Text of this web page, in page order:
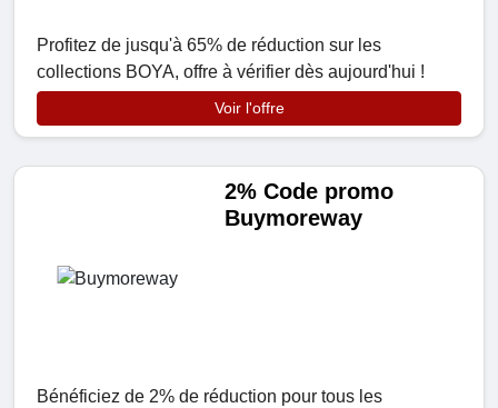
Profitez de jusqu'à 65% de réduction sur les
collections BOYA, offre à vérifier dès aujourd'hui !
Voir l'offre
2% Code promo
Buymoreway
Bénéficiez de 2% de réduction pour tous les